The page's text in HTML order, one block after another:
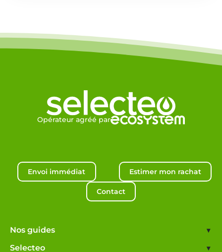
Opérateur agréé par
Envoi immédiat Estimer mon rachat
Contact
Nos guides ▾
Selecteo ▾